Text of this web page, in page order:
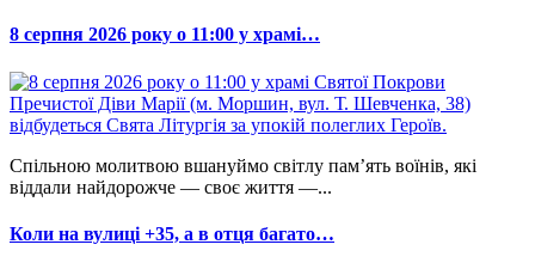
8 серпня 2026 року о 11:00 у храмі…
Спільною молитвою вшануймо світлу пам’ять воїнів, які
віддали найдорожче — своє життя —...
Коли на вулиці +35, а в отця багато…